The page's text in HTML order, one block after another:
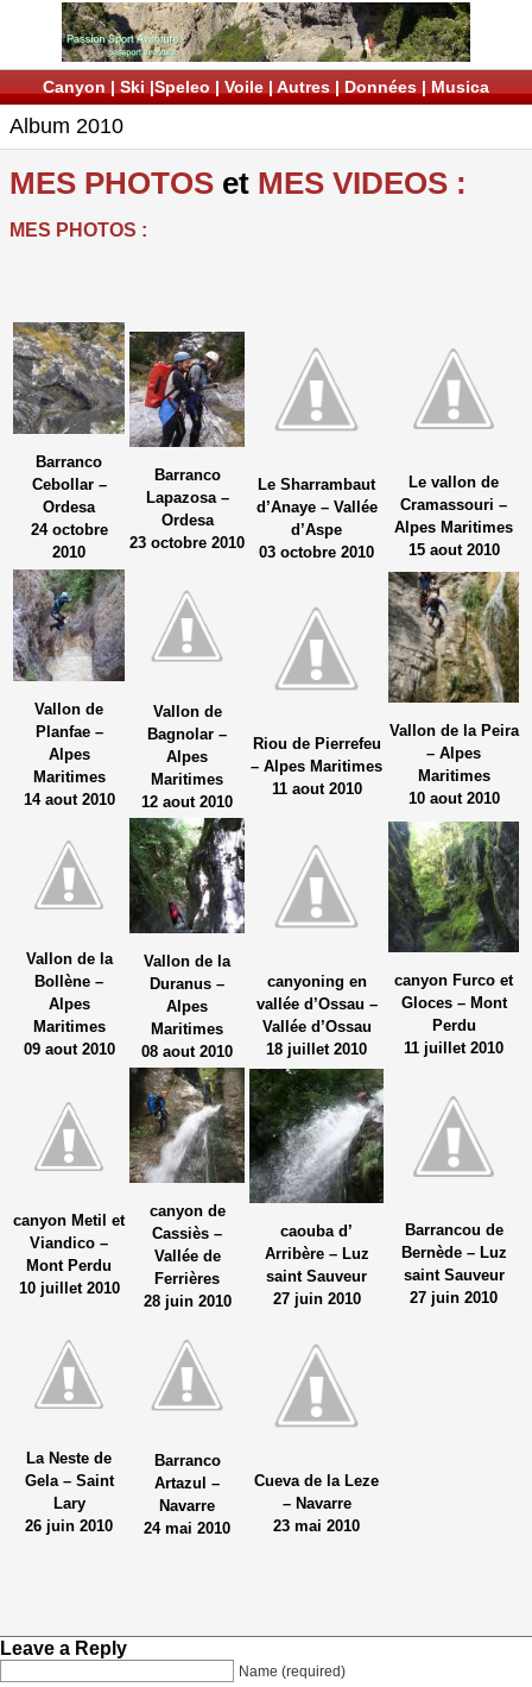
Canyon | Ski |Speleo | Voile | Autres | Données | Musica
Album 2010
MES PHOTOS et MES VIDEOS :
MES PHOTOS :
Barranco
Cebollar –
Ordesa
24 octobre
2010
Barranco
Lapazosa –
Ordesa
23 octobre 2010
Le Sharrambaut
d’Anaye – Vallée
d’Aspe
03 octobre 2010
Le vallon de
Cramassouri –
Alpes Maritimes
15 aout 2010
Vallon de
Planfae –
Alpes
Maritimes
14 aout 2010
Vallon de
Bagnolar –
Alpes
Maritimes
12 aout 2010
Riou de Pierrefeu
– Alpes Maritimes
11 aout 2010
Vallon de la Peira
– Alpes
Maritimes
10 aout 2010
Vallon de la
Bollène –
Alpes
Maritimes
09 aout 2010
Vallon de la
Duranus –
Alpes
Maritimes
08 aout 2010
canyoning en
vallée d’Ossau –
Vallée d’Ossau
18 juillet 2010
canyon Furco et
Gloces – Mont
Perdu
11 juillet 2010
canyon Metil et
Viandico –
Mont Perdu
10 juillet 2010
canyon de
Cassiès –
Vallée de
Ferrières
28 juin 2010
caouba d’
Arribère – Luz
saint Sauveur
27 juin 2010
Barrancou de
Bernède – Luz
saint Sauveur
27 juin 2010
La Neste de
Gela – Saint
Lary
26 juin 2010
Barranco
Artazul –
Navarre
24 mai 2010
Cueva de la Leze
– Navarre
23 mai 2010
Leave a Reply
Name (required)